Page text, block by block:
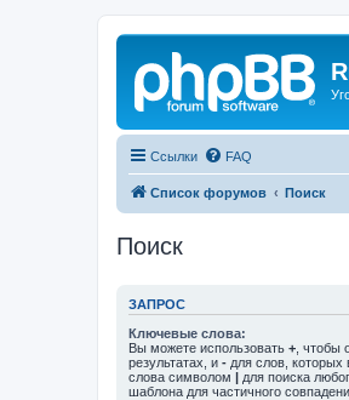
Ссылки FAQ
Список форумов Поиск
Поиск
ЗАПРОС
Ключевые слова:
Вы можете использовать + ,
результатах, и - для слов, которых
слова символом | для поиска
шаблона для частичного